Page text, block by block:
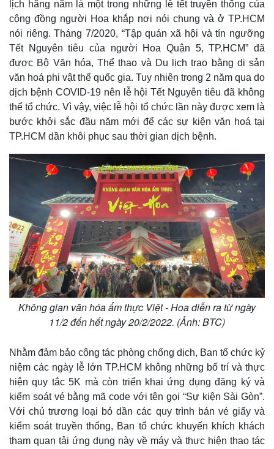
Thế giới
Quan sát
Cuộc sống đó đây
Hồ sơ
Multimedia
Video
Ảnh
E-Magazine
Infographic
lịch hằng năm là một trong những lễ tết truyền thống của
cộng đồng người Hoa khắp nơi nói chung và ở TP.HCM
nói riêng. Tháng 7/2020, “Tập quán xã hội và tín ngưỡng
Tết Nguyên tiêu của người Hoa Quận 5, TP.HCM” đã
được Bộ Văn hóa, Thể thao và Du lịch trao bằng di sản
văn hoá phi vật thể quốc gia. Tuy nhiên trong 2 năm qua do
dịch bệnh COVID-19 nên lễ hội Tết Nguyên tiêu đã không
thể tổ chức. Vì vậy, việc lễ hội tổ chức lần này được xem là
bước khởi sắc đầu năm mới để các sự kiện văn hoá tại
TP.HCM dần khôi phục sau thời gian dịch bệnh.
Không gian văn hóa ẩm thực Việt - Hoa diễn ra từ ngày
11/2 đến hết ngày 20/2/2022. (Ảnh: BTC)
Nhằm đảm bảo công tác phòng chống dịch, Ban tổ chức kỷ
niệm các ngày lễ lớn TP.HCM không những bố trí và thực
hiện quy tắc 5K mà còn triển khai ứng dụng đăng ký và
kiểm soát vé bằng mã code với tên gọi “Sự kiện Sài Gòn”.
Với chủ trương loại bỏ dần các quy trình bán vé giấy và
kiểm soát truyền thống, Ban tổ chức khuyến khích khách
tham quan tải ứng dụng này về máy và thực hiện thao tác